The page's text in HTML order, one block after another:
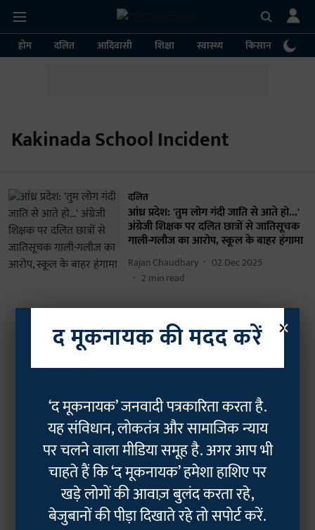
होम दलित आदिवासी शिक्षा स्वास्थ्य किसान
Kakinada School Incident
दलित
आंध्र प्रदेश: 'तुम लोग गंदी जाति से आते हो...'
अंग्रेजी शिक्षक पर दलित छात्रों से जातिसूचक
गाली-गलौज का आरोप, स्कूल के बाहर हंगामा
Rajan Chaudhary
02 Dec 2025
2 min read
×
द मूकनायक की मदद करें
‘द मूकनायक’ जनवादी पत्रकारिता करता है.
यह संविधान, लोकतंत्र और सामाजिक न्याय
पर चलने वाला मीडिया समूह है. अगर आप भी
चाहते हैं कि ‘द मूकनायक’ हमेशा हाशिए पर
खड़े लोगों की आवाज़ बुलंद करता रहे,
बेजुबानों की पीड़ा दिखाते रहे तो सपोर्ट करें.